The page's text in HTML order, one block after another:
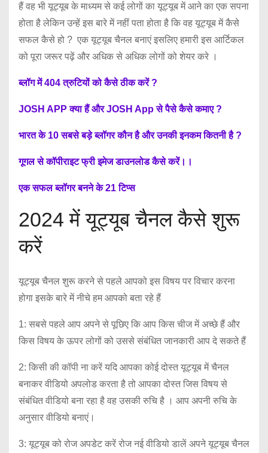
हैं वह भी यूट्यूब के माध्यम से कई लोगों का यूट्यूब में आने का एक सपना
होता है लेकिन उन्हें इस बारे में नहीं पता होता है कि वह यूट्यूब में कैसे
सफल कैसे हो ? एक यूट्यूब चैनल बनाएं इसलिए हमारी इस आर्टिकल
को पूरा जरूर पढ़ें और अधिक से अधिक लोगों को शेयर करे ।
ब्लॉग में 404 त्रुटियों को कैसे ठीक करें ?
JOSH APP क्या हैं और JOSH App से पैसे कैसे कमाए ?
भारत के 10 सबसे बड़े ब्लॉगर कौन है और उनकी इनकम कितनी है ?
गूगल से कॉपीराइट फ्री इमेज डाउनलोड कैसे करें।।
एक सफल ब्लॉगर बनने के 21 टिप्स
2024 में यूट्यूब चैनल कैसे शुरू
करें
यूट्यूब चैनल शुरू करने से पहले आपको इस विषय पर विचार करना
होगा इसके बारे में नीचे हम आपको बता रहे हैं
1: सबसे पहले आप अपने से पूछिए कि आप किस चीज में अच्छे हैं और
किस विषय के ऊपर लोगों को उससे संबंधित जानकारी आप दे सकते हैं
2: किसी की कॉपी ना करें यदि आपका कोई दोस्त यूट्यूब में चैनल
बनाकर वीडियो अपलोड करता है तो आपका दोस्त जिस विषय से
संबंधित वीडियो बना रहा है वह उसकी रुचि है । आप अपनी रुचि के
अनुसार वीडियो बनाएं।
3: यूट्यूब को रोज अपडेट करें रोज नई वीडियो डालें अपने यूट्यूब चैनल